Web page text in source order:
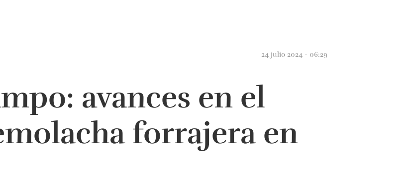
24 julio 2024 - 06:29
avances en el
forrajera en